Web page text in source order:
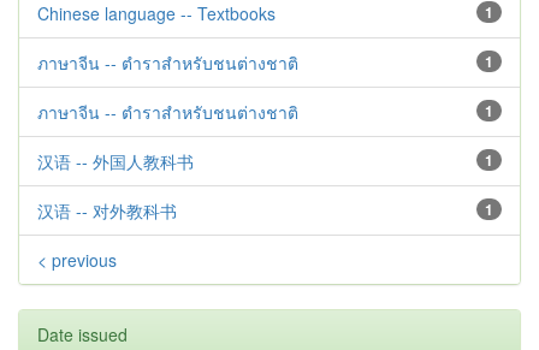
1
Chinese language -- Textbooks
1
ภาษาจีน -- ตำราสำหรับชนต่างชาติ
1
ภาษาจีน -- ตำราสำหรับชนต่างชาติ
1
汉语 -- 外国人教科书
1
汉语 -- 对外教科书
< previous
Date issued